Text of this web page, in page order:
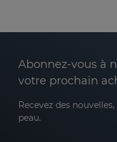
Abonnez-vous à
votre prochain
Recevez des
peau.